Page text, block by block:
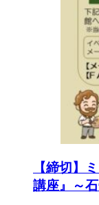
【締切】
講座』～